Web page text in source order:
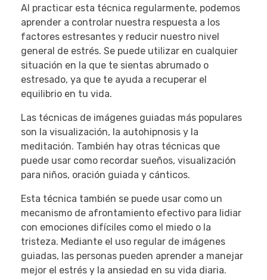
Al practicar esta técnica regularmente, podemos
aprender a controlar nuestra respuesta a los
factores estresantes y reducir nuestro nivel
general de estrés. Se puede utilizar en cualquier
situación en la que te sientas abrumado o
estresado, ya que te ayuda a recuperar el
equilibrio en tu vida.
Las técnicas de imágenes guiadas más populares
son la visualización, la autohipnosis y la
meditación. También hay otras técnicas que
puede usar como recordar sueños, visualización
para niños, oración guiada y cánticos.
Esta técnica también se puede usar como un
mecanismo de afrontamiento efectivo para lidiar
con emociones difíciles como el miedo o la
tristeza. Mediante el uso regular de imágenes
guiadas, las personas pueden aprender a manejar
mejor el estrés y la ansiedad en su vida diaria.